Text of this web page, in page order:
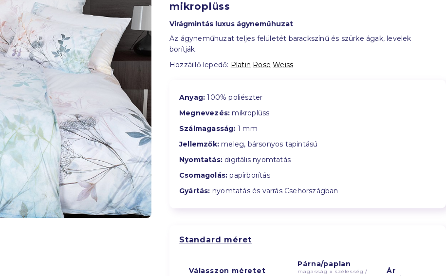
mikroplüss
Virágmintás luxus ágyneműhuzat
Az ágyneműhuzat teljes felületét barackszínű és szürke ágak, levelek
borítják.
Hozzáillő lepedő: Platin Rose Weiss
Anyag: 100% poliészter
Megnevezés: mikroplüss
Szálmagasság: 1 mm
Jellemzők: meleg, bársonyos tapintású
Nyomtatás: digitális nyomtatás
Csomagolás: papírborítás
Gyártás: nyomtatás és varrás Csehországban
Standard méret
Válasszon méretet
Párna/paplan
magasság x szélesség /
Ár